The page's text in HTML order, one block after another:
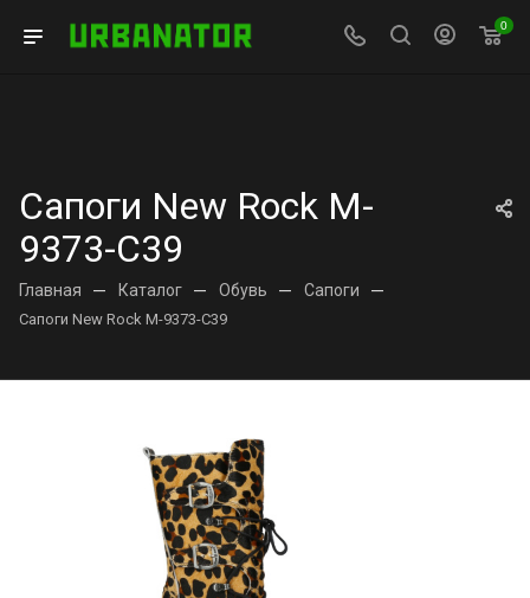
0
Сапоги New Rock M-
9373-C39
Главная — Каталог — Обувь — Сапоги —
Сапоги New Rock M-9373-C39